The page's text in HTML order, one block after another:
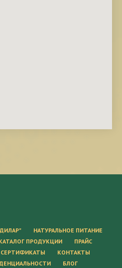
НАТУРАЛЬНОЕ ПИТАНИЕ
ПРОДУКЦИИ
ПРАЙС
СЕРТИФИКАТЫ
КОНТАКТЫ
БЛОГ